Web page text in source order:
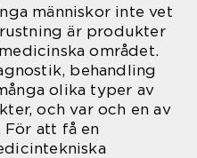
människor inte vet
är produkter
området.
behandling
olika typer av
och var och en av
att få en